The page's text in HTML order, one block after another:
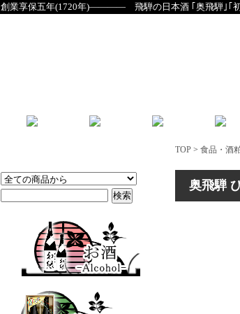
創業享保五年(1720年)―――― 飛騨の日本酒 ｢奥飛騨｣｢初
TOP > 食品・酒
奥飛騨